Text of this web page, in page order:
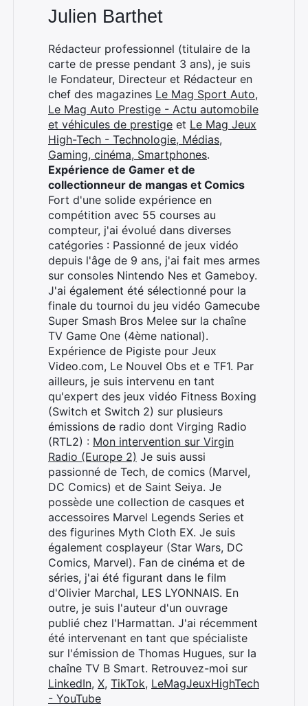
Julien Barthet
Rédacteur professionnel (titulaire de la
carte de presse pendant 3 ans), je suis
le Fondateur, Directeur et Rédacteur en
chef des magazines Le Mag Sport Auto,
Le Mag Auto Prestige - Actu automobile
et véhicules de prestige et Le Mag Jeux
High-Tech - Technologie, Médias,
Gaming, cinéma, Smartphones.
Expérience de Gamer et de
collectionneur de mangas et Comics
Fort d'une solide expérience en
compétition avec 55 courses au
compteur, j'ai évolué dans diverses
catégories : Passionné de jeux vidéo
depuis l'âge de 9 ans, j'ai fait mes armes
sur consoles Nintendo Nes et Gameboy.
J'ai également été sélectionné pour la
finale du tournoi du jeu vidéo Gamecube
Super Smash Bros Melee sur la chaîne
TV Game One (4ème national).
Expérience de Pigiste pour Jeux
Video.com, Le Nouvel Obs et e TF1. Par
ailleurs, je suis intervenu en tant
qu'expert des jeux vidéo Fitness Boxing
(Switch et Switch 2) sur plusieurs
émissions de radio dont Virging Radio
(RTL2) : Mon intervention sur Virgin
Radio (Europe 2) Je suis aussi
passionné de Tech, de comics (Marvel,
DC Comics) et de Saint Seiya. Je
possède une collection de casques et
accessoires Marvel Legends Series et
des figurines Myth Cloth EX. Je suis
également cosplayeur (Star Wars, DC
Comics, Marvel). Fan de cinéma et de
séries, j'ai été figurant dans le film
d'Olivier Marchal, LES LYONNAIS. En
outre, je suis l'auteur d'un ouvrage
publié chez l'Harmattan. J'ai récemment
été intervenant en tant que spécialiste
sur l'émission de Thomas Hugues, sur la
chaîne TV B Smart. Retrouvez-moi sur
LinkedIn, X, TikTok, LeMagJeuxHighTech
- YouTube